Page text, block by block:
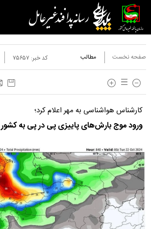
صفحه نخست مطالب کد خبر: ۷۵۶۵۷
کارشناس هواشناسی به مهر اعلام کرد؛
ورود موج بارش‌های پاییزی پی در پی به کشور